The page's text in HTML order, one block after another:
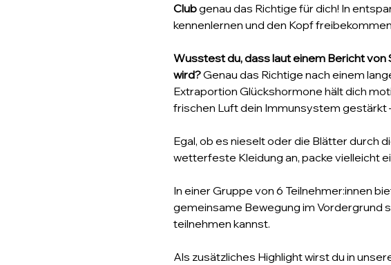
Club genau das Richtige für dich! In
kennenlernen und den Kopf
Wusstest du, dass laut einem Bericht
wird? Genau das Richtige nach einem
Extraportion Glückshormone hält dich
frischen Luft dein Immunsystem gestärkt
Egal, ob es nieselt oder die Blätter durch
wetterfeste Kleidung an, packe vielleicht
In einer Gruppe von 6 Teilnehmer:innen
gemeinsame Bewegung im Vordergrund
teilnehmen kannst.
Als zusätzliches Highlight wirst du in